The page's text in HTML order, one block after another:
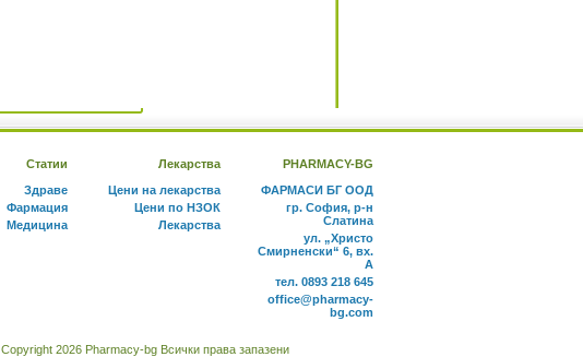
Статии
Здраве
Фармация
Медицина
Лекарства
Цени на лекарства
Цени по НЗОК
Лекарства
PHARMACY-BG
ФАРМАСИ БГ ООД
гр. София, р-н
Слатина
ул. „Христо
Смирненски“ 6, вх.
А
тел. 0893 218 645
office@pharmacy-
bg.com
Copyright 2026 Pharmacy-bg Всички права запазени